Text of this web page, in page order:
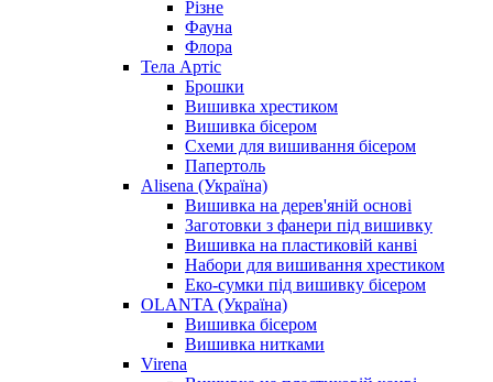
Різне
Фауна
Флора
Тела Артіс
Брошки
Вишивка хрестиком
Вишивка бісером
Схеми для вишивання бісером
Папертоль
Alisena (Україна)
Вишивка на дерев'яній основі
Заготовки з фанери під вишивку
Вишивка на пластиковій канві
Набори для вишивання хрестиком
Еко-сумки під вишивку бісером
OLANTA (Україна)
Вишивка бісером
Вишивка нитками
Virena